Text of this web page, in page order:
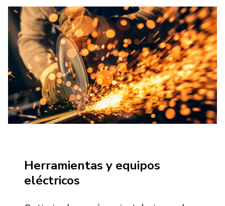
Herramientas y equipos
eléctricos